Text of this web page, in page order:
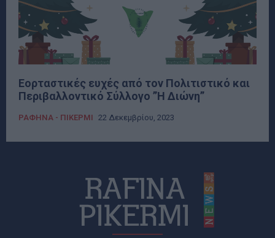
Εορταστικές ευχές από τον Πολιτιστικό και
Περιβαλλοντικό Σύλλογο ”Η Διώνη”
ΡΑΦΗΝΑ - ΠΙΚΕΡΜΙ 22 Δεκεμβρίου, 2023